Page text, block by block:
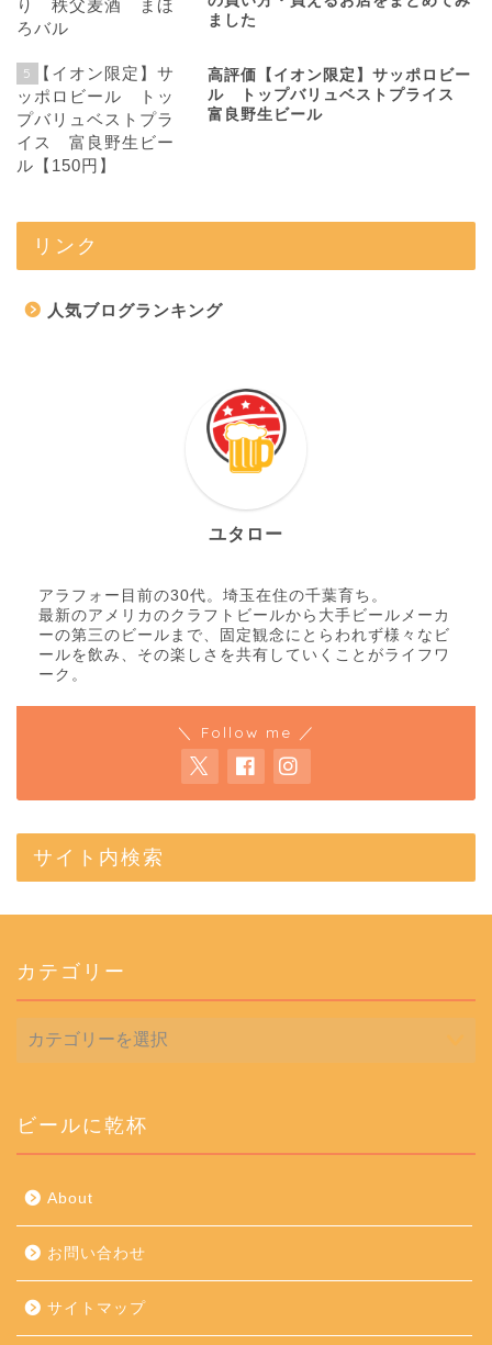
ました
5
高評価【イオン限定】サッポロビー
ル トップバリュベストプライス
富良野生ビール
リンク
人気ブログランキング
ユタロー
アラフォー目前の30代。埼玉在住の千葉育ち。
最新のアメリカのクラフトビールから大手ビールメーカ
ーの第三のビールまで、固定観念にとらわれず様々なビ
ールを飲み、その楽しさを共有していくことがライフワ
ーク。
＼ Follow me ／
サイト内検索
カテゴリー
テ
ー
ビールに乾杯
About
お問い合わせ
サイトマップ